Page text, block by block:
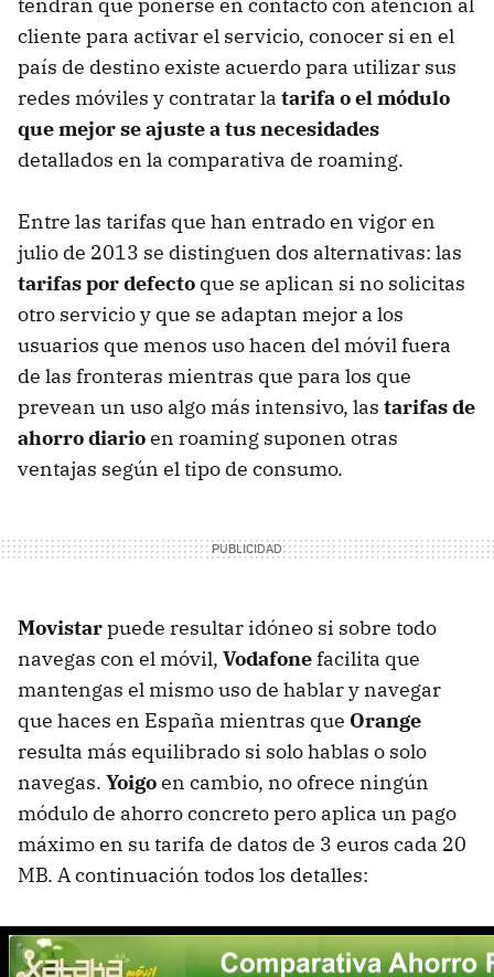
cliente para activar el servicio, conocer si en el
país de destino existe acuerdo para utilizar sus
redes móviles y contratar la tarifa o el módulo
que mejor se ajuste a tus necesidades
detallados en la comparativa de roaming.
Entre las tarifas que han entrado en vigor en
julio de 2013 se distinguen dos alternativas: las
tarifas por defecto que se aplican si no solicitas
otro servicio y que se adaptan mejor a los
usuarios que menos uso hacen del móvil fuera
de las fronteras mientras que para los que
prevean un uso algo más intensivo, las tarifas de
ahorro diarioen roaming suponen otras
ventajas según el tipo de consumo.
Movistarpuede resultar idóneo si sobre todo
navegas con el móvil, Vodafonefacilita que
mantengas el mismo uso de hablar y navegar
que haces en España mientras que Orange
resulta más equilibrado si solo hablas o solo
navegas. Yoigoen cambio, no ofrece ningún
módulo de ahorro concreto pero aplica un pago
máximo en su tarifa de datos de 3 euros cada 20
MB. A continuación todos los detalles: